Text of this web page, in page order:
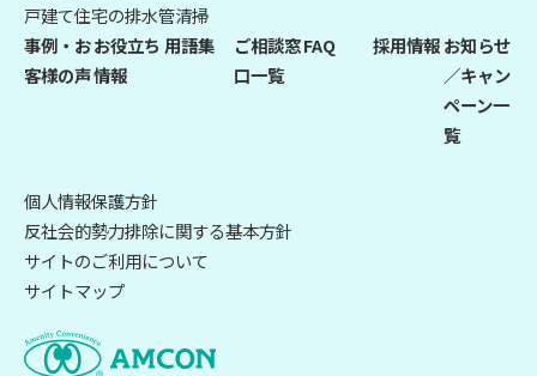
戸建て住宅の排水管清掃
事例・お
客様の声
お役立ち
情報
用語集
ご相談窓
口一覧
FAQ 採用情報お知らせ
／キャン
ペーン一
覧
個人情報保護方針
反社会的勢力排除に関する基本方針
サイトのご利用について
サイトマップ